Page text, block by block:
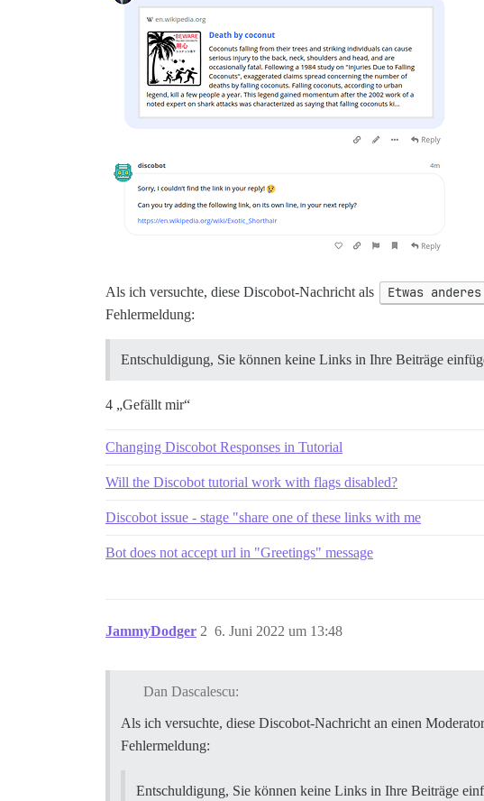
Als ich versuchte, diese Discobot-Nachricht als Etwas anderes
Fehlermeldung:
Entschuldigung, Sie können keine Links in Ihre Beiträge
4 „Gefällt mir“
Changing Discobot Responses in Tutorial
Will the Discobot tutorial work with flags disabled?
Discobot issue - stage "share one of these links with me
Bot does not accept url in "Greetings" message
JammyDodger 6. Juni 2022 um 13:48
2
Dan Dascalescu:
Als ich versuchte, diese Discobot-Nachricht an einen
Fehlermeldung:
Entschuldigung, Sie können keine Links in Ihre Beiträge